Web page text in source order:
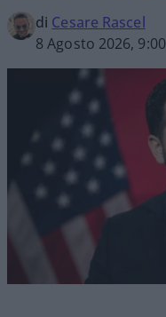
di Cesare Rascel
8 Agosto 2026, 9:00